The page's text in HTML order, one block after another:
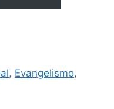
, Evangelismo,